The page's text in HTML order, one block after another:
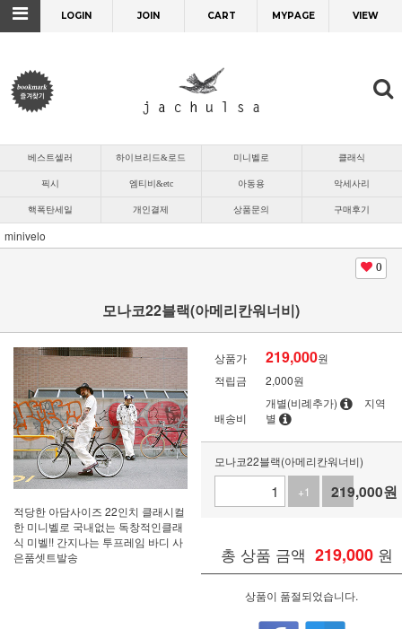
LOGIN JOIN CART MYPAGE VIEW
베스트셀러 하이브리드&로드 미니벨로 클래식
픽시 엠티비&etc 아동용 악세사리
핵폭탄세일 개인결제 상품문의 구매후기
minivelo
0
모나코22블랙(아메리칸워너비)
적당한 아담사이즈 22인치 클래시컬
한 미니벨로 국내없는 독창적인클래
식 미벨!! 간지나는 투프레임 바디 사
은품셋트발송
상품가 219,000원
적립금
2,000원
배송비
개별(비례추가)
지역
별
모나코22블랙(아메리칸워너비)
+1
-1
219,000원
총 상품 금액 219,000 원
상품이 품절되었습니다.